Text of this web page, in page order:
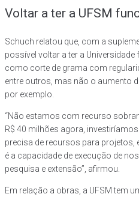
Voltar a ter a UFSM
Schuch relatou que, com a
possível voltar a ter a
como corte de grama com
entre outros, mas não o aumento
por exemplo.
“Não estamos com recurso
R$ 40 milhões agora,
precisa de recursos para
é a capacidade de execução de
pesquisa e extensão”, afirmou.
Em relação a obras, a UFSM tem